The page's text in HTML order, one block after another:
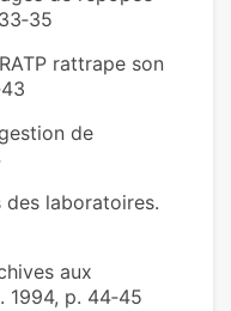
rattrape son
de
des laboratoires.
aux
. 1994, p. 44‑45